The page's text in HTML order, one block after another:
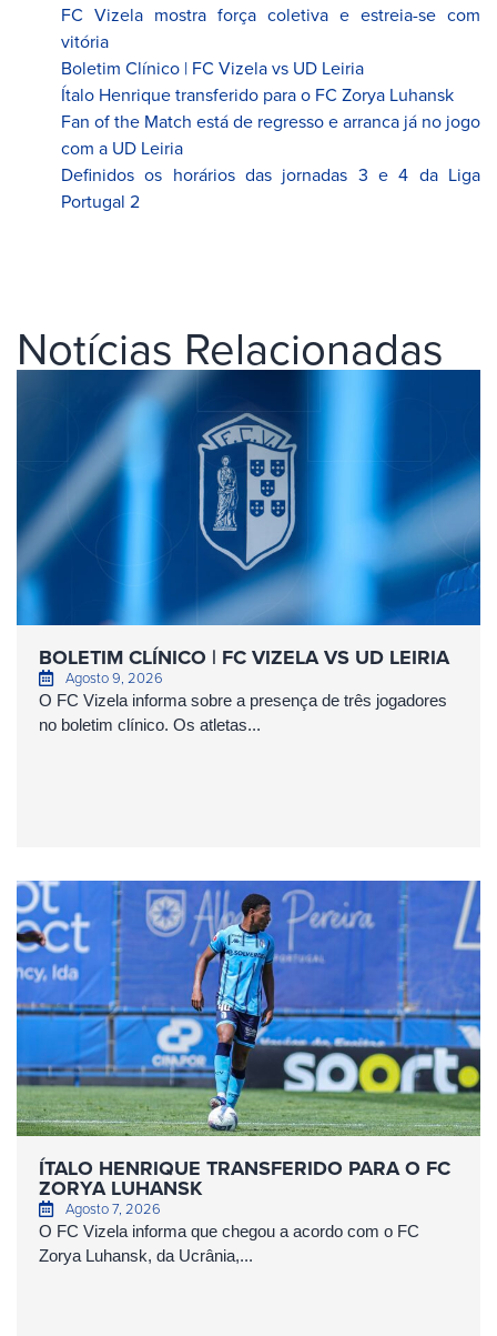
FC Vizela mostra força coletiva e estreia-se com
vitória
Boletim Clínico | FC Vizela vs UD Leiria
Ítalo Henrique transferido para o FC Zorya Luhansk
Fan of the Match está de regresso e arranca já no jogo
com a UD Leiria
Definidos os horários das jornadas 3 e 4 da Liga
Portugal 2
Notícias Relacionadas
BOLETIM CLÍNICO | FC VIZELA VS UD LEIRIA
Agosto 9, 2026
O FC Vizela informa sobre a presença de três jogadores
no boletim clínico. Os atletas...
ÍTALO HENRIQUE TRANSFERIDO PARA O FC
ZORYA LUHANSK
Agosto 7, 2026
O FC Vizela informa que chegou a acordo com o FC
Zorya Luhansk, da Ucrânia,...